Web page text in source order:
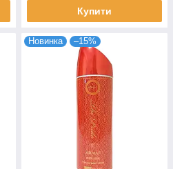
Купити
Новинка –15%